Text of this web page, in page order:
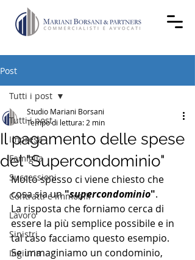
Post
Tutti i post
Impresa
Famiglia
Successioni
Contratti e immobili
Lavoro
Sinistri
Ingiuria
Tutti i post
Il pagamento delle spese
del "Supercondominio"
Studio Mariani Borsani
Tempo di lettura: 2 min
Molto spesso ci viene chiesto che
cosa sia un "supercondominio".
La risposta che forniamo cerca di
essere la più semplice possibile e in
tal caso facciamo questo esempio.
Se immaginiamo un condominio,